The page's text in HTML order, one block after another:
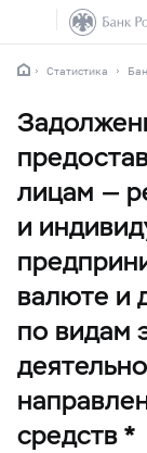
Статистика
лицам —
и
валюте и
по видам
средств *